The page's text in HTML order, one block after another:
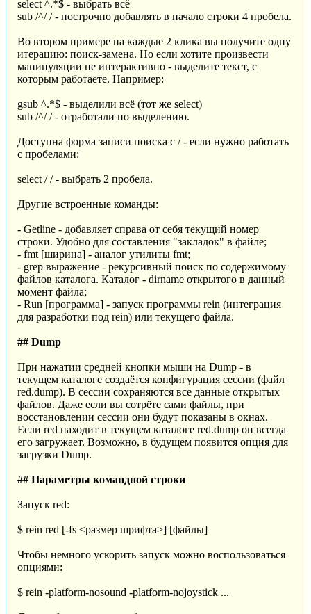
select ^.*$ - выбрать всё
sub /^/ / - построчно добавлять в начало строки 4 пробела.
Во втором примере на каждые 2 клика вы получите одну
итерацию: поиск-замена. Но если хотите произвести
манипуляции не интерактивно - выделите текст, с
которым работаете. Например:
gsub ^.*$ - выделили всё (тот же select)
sub /^/ / - отработали по выделению.
Доступна форма записи поиска с / - если нужно работать
с пробелами:
select / / - выбрать 2 пробела.
Другие встроенные команды:
- Getline - добавляет справа от себя текущий номер
строки. Удобно для составления "закладок" в файле;
- fmt [ширина] - аналог утилиты fmt;
- grep выражение - рекурсивный поиск по содержимому
файлов каталога. Каталог - dirname открытого в данный
момент файла;
- Run [программа] - запуск программы rein (интеграция
для разработки под rein) или текущего файла.
## Dump
При нажатии средней кнопки мыши на Dump - в
текущем каталоге создаётся конфигурация сессии (файл
red.dump). В сессии сохраняются все данные открытых
файлов. Даже если вы сотрёте сами файлы, при
восстановлении сессии они будут показаны в окнах.
Если red находит в текущем каталоге red.dump он всегда
его загружает. Возможно, в будущем появится опция для
загрузки Dump.
## Параметры командной строки
Запуск red:
$ rein red [-fs <размер шрифта>] [файлы]
Чтобы немного ускорить запуск можно воспользоваться
опциями:
$ rein -platform-nosound -platform-nojoystick ...